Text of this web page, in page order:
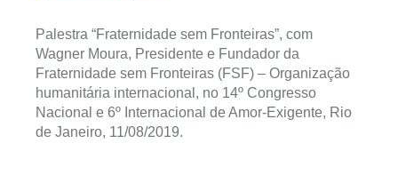
Palestra “Fraternidade sem Fronteiras”, com
Wagner Moura, Presidente e Fundador da
Fraternidade sem Fronteiras (FSF) – Organização
humanitária internacional, no 14º Congresso
Nacional e 6º Internacional de Amor-Exigente, Rio
de Janeiro, 11/08/2019.